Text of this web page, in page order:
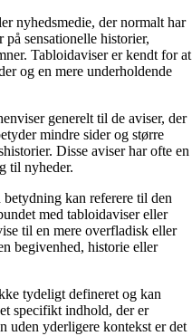
nyhedsmedie, der normalt har
sensationelle historier,
Tabloidaviser er kendt for at
og en mere underholdende
generelt til de aviser, der
mindre sider og større
Disse aviser har ofte en
til nyheder.
kan referere til den
med tabloidaviser eller
til en mere overfladisk eller
begivenhed, historie eller
tydeligt defineret og kan
specifikt indhold, der er
uden yderligere kontekst er det